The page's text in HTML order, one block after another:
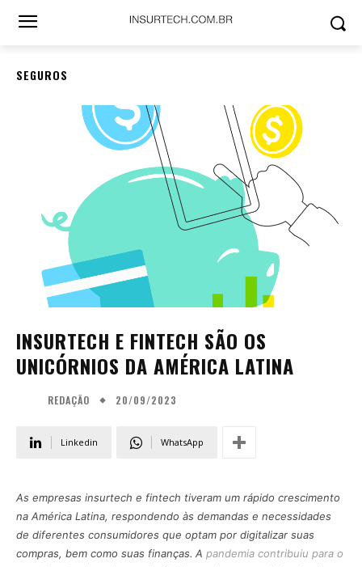
SEGUROS
INSURTECH E FINTECH SÃO OS
UNICÓRNIOS DA AMÉRICA LATINA
REDAÇÃO 20/09/2023
Linkedin WhatsApp
As empresas insurtech e fintech tiveram um rápido crescimento
na América Latina, respondendo às demandas e necessidades
de diferentes consumidores que optam por digitalizar suas
compras, bem como suas finanças. A pandemia contribuiu para o